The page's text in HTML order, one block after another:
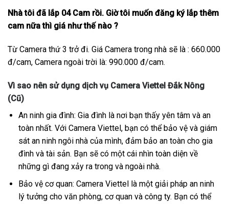
Nhà tôi đã lắp 04 Cam rồi. Giờ tôi muốn đăng ký lắp thêm
cam nữa thì giá như thế nào ?
Từ Camera thứ 3 trở đi. Giá Camera trong nhà sẽ là : 660.000
đ/cam, Camera ngoài trời là: 990.000 đ/cam.
Vì sao nên sử dụng dịch vụ Camera Viettel Đắk Nông
(Cũ)
An ninh gia đình: Gia đình là nơi bạn thấy yên tâm và an
toàn nhất. Với Camera Viettel, bạn có thể bảo vệ và giám
sát an ninh ngôi nhà của mình, đảm bảo an toàn cho gia
đình và tài sản. Bạn sẽ có một cái nhìn toàn diện về
những gì đang xảy ra trong và ngoài nhà.
Bảo vệ cơ quan: Camera Viettel là một giải pháp an ninh
lý tưởng cho văn phòng, cơ quan và công ty. Bạn có thể